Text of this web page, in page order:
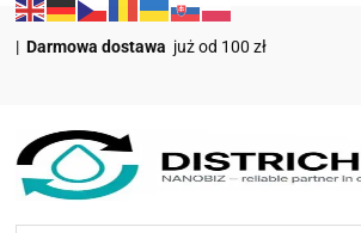
|Darmowa dostawa już od 100 zł